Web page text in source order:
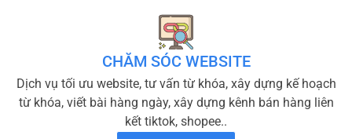
CHĂM SÓC WEBSITE
Dịch vụ tối ưu website, tư vấn từ khóa, xây dựng kế hoạch
từ khóa, viết bài hàng ngày, xây dựng kênh bán hàng liên
kết tiktok, shopee..